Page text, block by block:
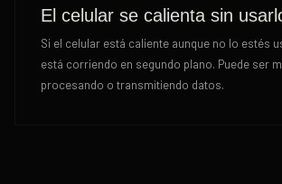
El celular se calienta sin
Si el celular está caliente aunque no lo estés
está corriendo en segundo plano. Puede ser
procesando o transmitiendo datos.